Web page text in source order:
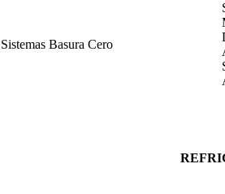
Sistemas Basura Cero